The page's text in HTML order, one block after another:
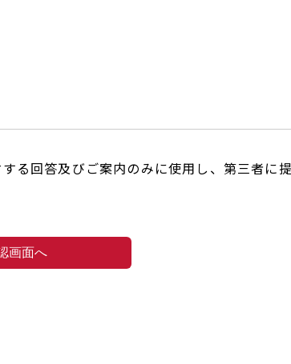
る回答及びご案内のみに使用し、第三者に